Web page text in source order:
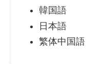
韓国語
日本語
繁体中国語